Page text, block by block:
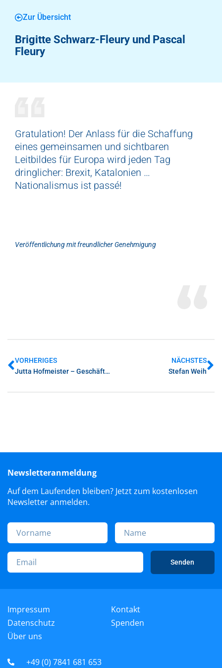
Zur Übersicht
Brigitte Schwarz-Fleury und Pascal
Fleury
Gratulation! Der Anlass für die Schaffung
eines gemeinsamen und sichtbaren
Leitbildes für Europa wird jeden Tag
dringlicher: Brexit, Katalonien …
Nationalismus ist passé!
Veröffentlichung mit freundlicher Genehmigung
VORHERIGES
Jutta Hofmeister – Geschäftsführerin der Rennbahn Iffezheim Baden-Raising GmbH
NÄCHSTES
Stefan Weih
Newsletteranmeldung
Auf dem Laufenden bleiben? Jetzt zum kostenlosen
Newsletter anmelden.
Senden
Impressum
Datenschutz
Über uns
Kontakt
Spenden
+49 (0) 7841 681 653